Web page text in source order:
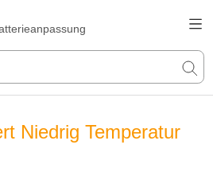
Niedrig Temperatur